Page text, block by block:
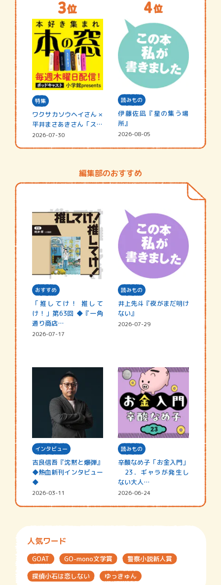
特集
ワクサカソウヘイさん ×
平井まさあきさん「スペ
シャ…
2026-07-30
読みもの
伊藤佐凪『星の集う場
所』
2026-08-05
編集部のおすすめ
おすすめ
「推してけ！ 推して
け！」第63回 ◆『一角
通り商店…
2026-07-17
読みもの
井上先斗『夜がまだ明け
ない』
2026-07-29
インタビュー
吉良信吾『沈黙と爆弾』
◆熱血新刊インタビュー
◆
2026-03-11
読みもの
辛酸なめ子「お金入門」
23．ギャラが発生し
ない大人…
2026-06-24
人気ワード
GOAT GO-mono文学賞
警察小説新人賞
探偵小石は恋しない
ゆっきゅん